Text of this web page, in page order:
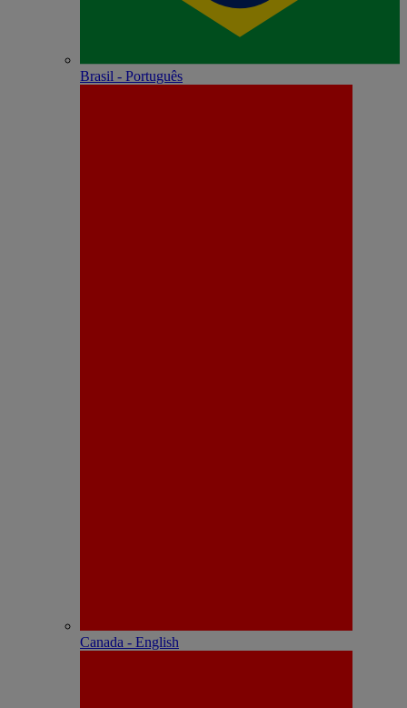
Brasil - Português
Canada - English